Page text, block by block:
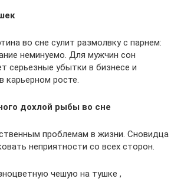
во сне сулит размолвку с парнем:
неминуемо. Для мужчин сон
серьезные убытки в бизнесе и
карьерном росте.
дохлой рыбы во сне
проблемам в жизни. Сновидца
неприятности со всех сторон.
чешую на тушке ,